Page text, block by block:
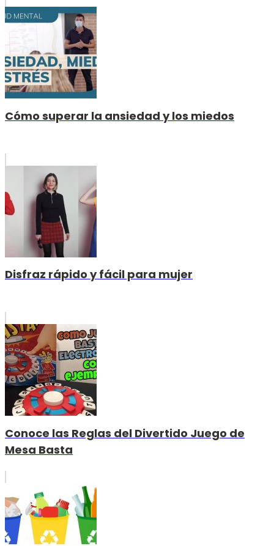
Cómo superar la ansiedad y los miedos
Disfraz rápido y fácil para mujer
Conoce las Reglas del Divertido Juego de
Mesa Basta